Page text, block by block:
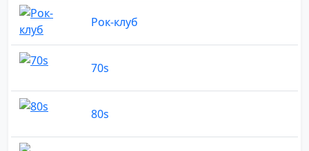
Рок-клуб
70s
80s